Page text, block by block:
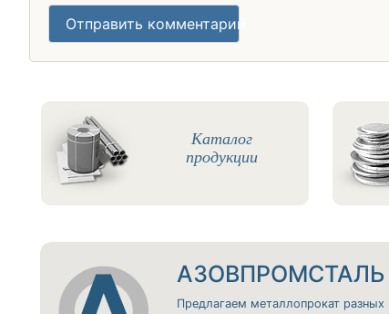
Отправить комментарий
Каталог
продукции
АЗОВПРОМСТАЛЬ
Предлагаем металлопрокат